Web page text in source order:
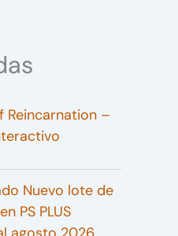
Reincarnation –
Nuevo lote de
PS PLUS